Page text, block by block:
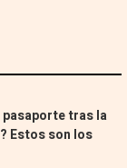
pasaporte tras la
Estos son los